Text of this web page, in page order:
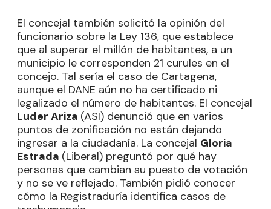
El concejal también solicitó la opinión del
funcionario sobre la Ley 136, que establece
que al superar el millón de habitantes, a un
municipio le corresponden 21 curules en el
concejo. Tal sería el caso de Cartagena,
aunque el DANE aún no ha certificado ni
legalizado el número de habitantes. El concejal
Luder Ariza (ASI) denunció que en varios
puntos de zonificación no están dejando
ingresar a la ciudadanía. La concejal Gloria
Estrada (Liberal) preguntó por qué hay
personas que cambian su puesto de votación
y no se ve reflejado. También pidió conocer
cómo la Registraduría identifica casos de